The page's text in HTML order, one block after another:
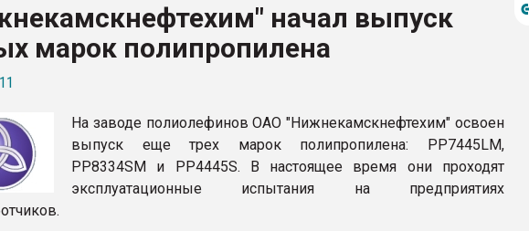
пластика
черный цвет
начал выпуск
марок полипропилена
На заводе полиолефинов ОАО "Нижнекамскнефтехим" освоен
выпуск еще трех марок полипропилена: РР7445LM,
РР8334SM и РР4445S. В настоящее время они проходят
эксплуатационные испытания на предприятиях